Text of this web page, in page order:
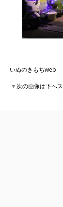
いぬのきもちweb
▼次の画像は下へ